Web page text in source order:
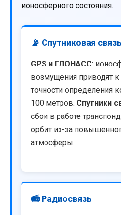
ионосферного состояния.
📡 Спутниковая
GPS и ГЛОНАСС:
возмущения приводят
точности определения
100 метров. Спутники
сбои в работе
орбит из-за
атмосферы.
📻 Радиосвязь